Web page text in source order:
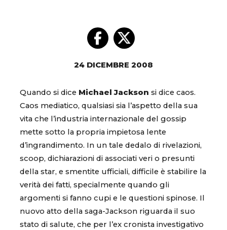
24 DICEMBRE 2008
Quando si dice Michael Jackson si dice caos.
Caos mediatico, qualsiasi sia l’aspetto della sua
vita che l’industria internazionale del gossip
mette sotto la propria impietosa lente
d’ingrandimento. In un tale dedalo di rivelazioni,
scoop, dichiarazioni di associati veri o presunti
della star, e smentite ufficiali, difficile è stabilire la
verità dei fatti, specialmente quando gli
argomenti si fanno cupi e le questioni spinose. Il
nuovo atto della saga-Jackson riguarda il suo
stato di salute, che per l’ex cronista investigativo